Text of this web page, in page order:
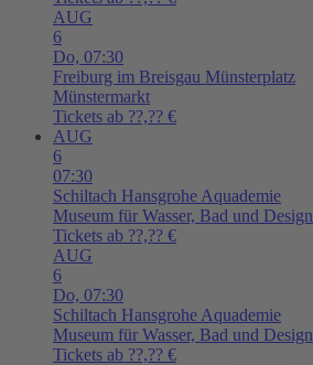
AUG
6
Do, 07:30
Freiburg im Breisgau Münsterplatz
Münstermarkt
Tickets ab ??,?? €
AUG
6
07:30
Schiltach Hansgrohe Aquademie
Museum für Wasser, Bad und Design
Tickets ab ??,?? €
AUG
6
Do, 07:30
Schiltach Hansgrohe Aquademie
Museum für Wasser, Bad und Design
Tickets ab ??,?? €